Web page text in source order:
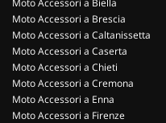
Moto Accessori a Biella
Moto Accessori a Brescia
Moto Accessori a Caltanissetta
Moto Accessori a Caserta
Moto Accessori a Chieti
Moto Accessori a Cremona
Moto Accessori a Enna
Moto Accessori a Firenze